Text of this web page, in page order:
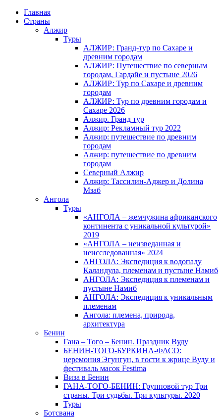
Главная
Страны
Алжир
Туры
АЛЖИР: Гранд-тур по Сахаре и
древним городам
АЛЖИР: Путешествие по северным
городам, Гардайе и пустыне 2026
АЛЖИР: Тур по Сахаре и древним
городам
АЛЖИР: Тур по древним городам и
Сахаре 2026
Алжир. Гранд тур
Алжир: Рекламный тур 2022
Алжир: путешествие по древним
городам
Алжир: путешествие по древним
городам
Северный Алжир
Алжир: Тассилин-Аджер и Долина
Мзаб
Ангола
Туры
«АНГОЛА – жемчужина африканского
континента с уникальной культурой»
2019
«АНГОЛА – неизведанная и
неисследованная» 2024
АНГОЛА: Экспедиция к водопаду
Каландула, племенам и пустыне Намиб
АНГОЛА: Экспедиция к племенам и
пустыне Намиб
АНГОЛА: Экспедиция к уникальным
племенам
Ангола: племена, природа,
архитектура
Бенин
Гана – Того – Бенин. Праздник Вуду
БЕНИН-ТОГО-БУРКИНА-ФАСО:
церемония Эгунгун, в гости к жрице Вуду и
фестиваль масок Festima
Виза в Бенин
ГАНА-ТОГО-БЕНИН: Групповой тур Три
страны. Три судьбы. Три культуры. 2020
Туры
Ботсвана